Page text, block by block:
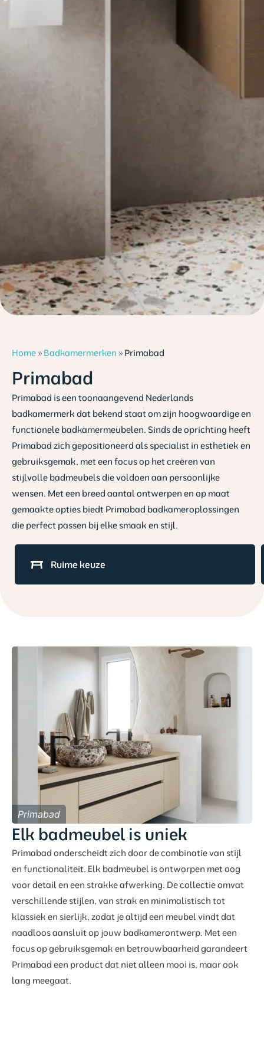
Home» Badkamermerken » Primabad
Primabad
Primabad is een toonaangevend Nederlands
badkamermerk dat bekend staat om zijn hoogwaardige en
functionele badkamermeubelen. Sinds de oprichting heeft
Primabad zich gepositioneerd als specialist in esthetiek en
gebruiksgemak, met een focus op het creëren van
stijlvolle badmeubels die voldoen aan persoonlijke
wensen. Met een breed aantal ontwerpen en op maat
gemaakte opties biedt Primabad badkameroplossingen
die perfect passen bij elke smaak en stijl.
Hoogwaardige
badmeubels
Ruime keuze
Elk badmeubel is uniek
Primabad onderscheidt zich door de combinatie van stijl
en functionaliteit. Elk badmeubel is ontworpen met oog
voor detail en een strakke afwerking. De collectie omvat
verschillende stijlen, van strak en minimalistisch tot
klassiek en sierlijk, zodat je altijd een meubel vindt dat
naadloos aansluit op jouw badkamerontwerp. Met een
focus op gebruiksgemak en betrouwbaarheid garandeert
Primabad een product dat niet alleen mooi is, maar ook
lang meegaat.
Primabad